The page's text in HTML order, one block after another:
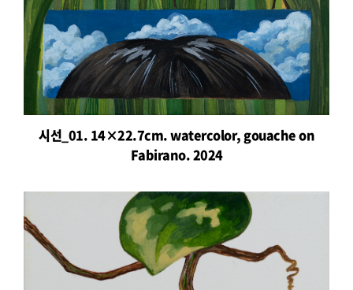
시선_01. 14×22.7cm. watercolor, gouache on
Fabirano. 2024